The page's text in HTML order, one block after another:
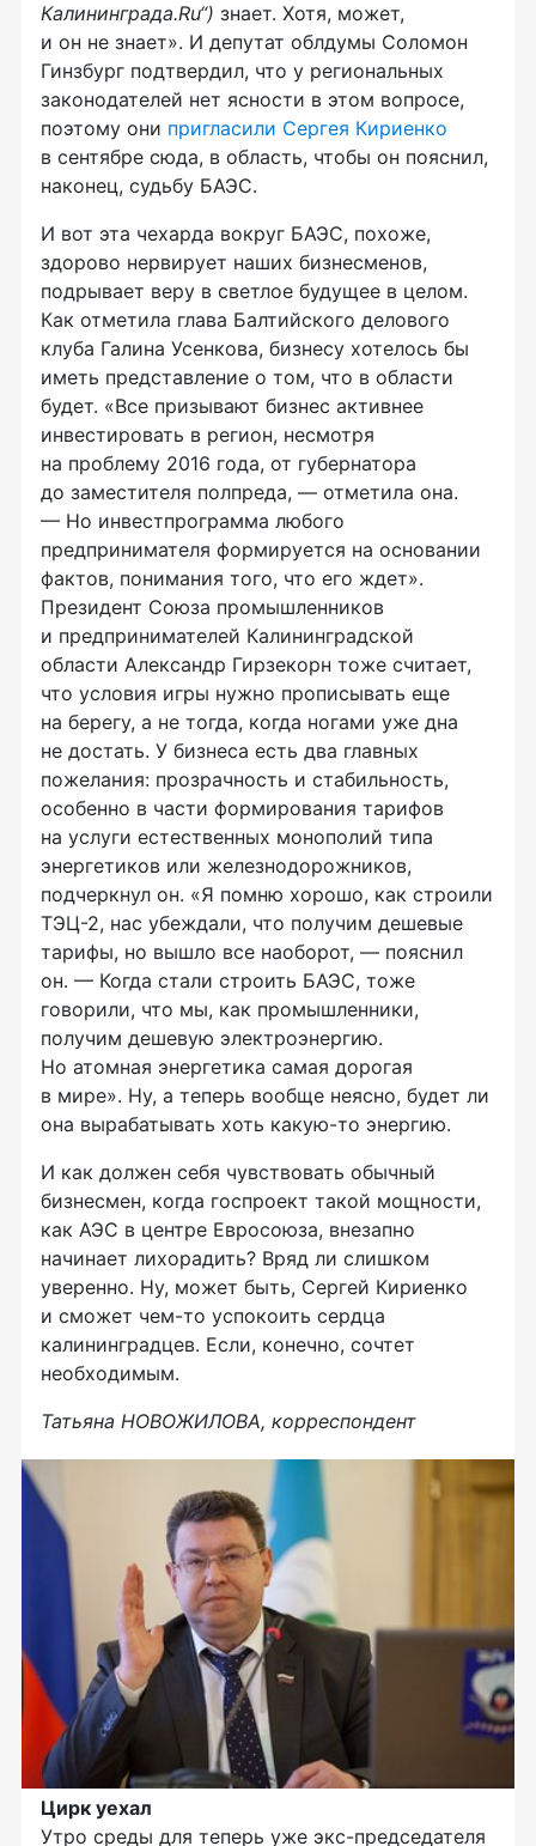
Калининграда.Ru“) знает. Хотя, может,
и он не знает». И депутат облдумы Соломон
Гинзбург подтвердил, что у региональных
законодателей нет ясности в этом вопросе,
поэтому они пригласили Сергея Кириенко
в сентябре сюда, в область, чтобы он пояснил,
наконец, судьбу БАЭС.
И вот эта чехарда вокруг БАЭС, похоже,
здорово нервирует наших бизнесменов,
подрывает веру в светлое будущее в целом.
Как отметила глава Балтийского делового
клуба Галина Усенкова, бизнесу хотелось бы
иметь представление о том, что в области
будет. «Все призывают бизнес активнее
инвестировать в регион, несмотря
на проблему 2016 года, от губернатора
до заместителя полпреда, — отметила она.
— Но инвестпрограмма любого
предпринимателя формируется на основании
фактов, понимания того, что его ждет».
Президент Союза промышленников
и предпринимателей Калининградской
области Александр Гирзекорн тоже считает,
что условия игры нужно прописывать еще
на берегу, а не тогда, когда ногами уже дна
не достать. У бизнеса есть два главных
пожелания: прозрачность и стабильность,
особенно в части формирования тарифов
на услуги естественных монополий типа
энергетиков или железнодорожников,
подчеркнул он. «Я помню хорошо, как строили
ТЭЦ-2, нас убеждали, что получим дешевые
тарифы, но вышло все наоборот, — пояснил
он. — Когда стали строить БАЭС, тоже
говорили, что мы, как промышленники,
получим дешевую электроэнергию.
Но атомная энергетика самая дорогая
в мире». Ну, а теперь вообще неясно, будет ли
она вырабатывать хоть какую-то энергию.
И как должен себя чувствовать обычный
бизнесмен, когда госпроект такой мощности,
как АЭС в центре Евросоюза, внезапно
начинает лихорадить? Вряд ли слишком
уверенно. Ну, может быть, Сергей Кириенко
и сможет чем-то успокоить сердца
калининградцев. Если, конечно, сочтет
необходимым.
Татьяна НОВОЖИЛОВА, корреспондент
Цирк уехал
Утро среды для теперь уже экс-председателя